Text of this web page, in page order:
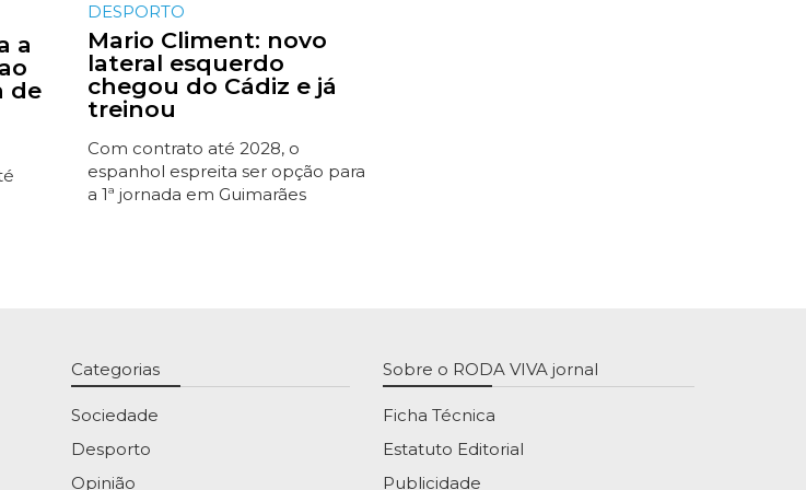
a
de
DESPORTO
Mario Climent: novo
lateral esquerdo
chegou do Cádiz e já
treinou
Com contrato até 2028, o
espanhol espreita ser opção para
a 1ª jornada em Guimarães
Categorias
Sociedade
Desporto
Opinião
Sobre o RODA VIVA jornal
Ficha Técnica
Estatuto Editorial
Publicidade